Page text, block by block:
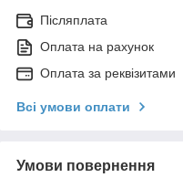
Післяплата
Оплата на рахунок
Оплата за реквізитами
Всі умови оплати
Умови повернення